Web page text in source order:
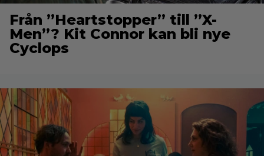
Från ”Heartstopper” till ”X-
Men”? Kit Connor kan bli nye
Cyclops